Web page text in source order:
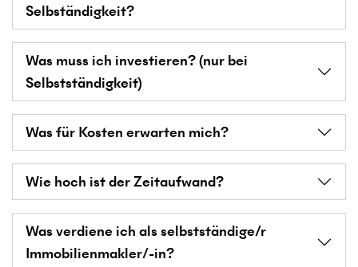
Selbständigkeit?
Was muss ich investieren? (nur bei
Selbstständigkeit)
Was für Kosten erwarten mich?
Wie hoch ist der Zeitaufwand?
Was verdiene ich als selbstständige/r
Immobilienmakler/-in?